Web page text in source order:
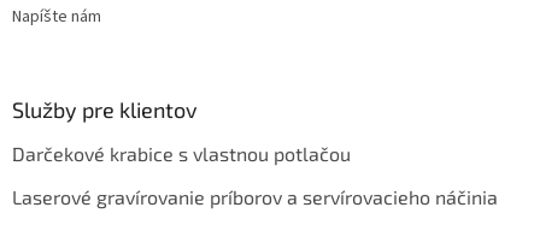
Napíšte nám
Služby pre klientov
Darčekové krabice s vlastnou potlačou
Laserové gravírovanie príborov a servírovacieho náčinia